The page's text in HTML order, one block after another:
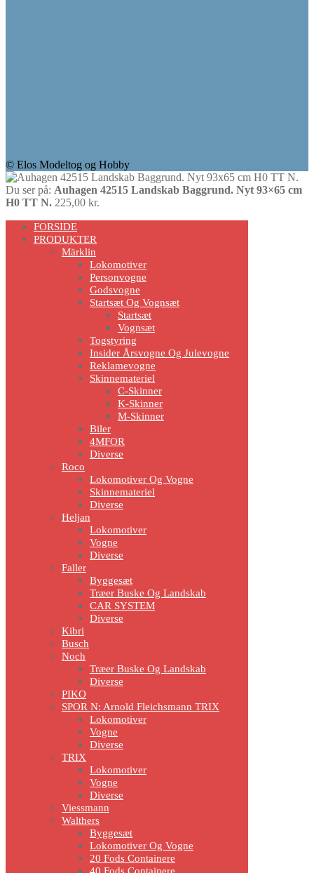
© Elos Modeltog og Hobby
Du ser på: Auhagen 42515 Landskab Baggrund. Nyt 93×65 cm
H0 TT N. 225,00 kr.
Scroll
Up
FORSIDE
PRODUKTER
Märklin
Lokomotiver
Personvogne
Godsvogne
Startsæt Og Vognsæt
Startsæt
Vognsæt
Togstyring
Insider Årsvogne Og Julevogne
Reklamevogne
Skinnemateriel
C-Skinner
K-Skinner
M-Skinner
Biler
4MFOR
Diverse
Roco
Lokomotiver Og Vogne
Skinnemateriel
Diverse
Heljan
Lokomotiver
Vogne
Diverse
Faller
Byggesæt
Træer Buske Og Landskab
CAR SYSTEM
Diverse
Kibri
Busch
Noch
Træer Buske Og Landskab
Diverse
PIKO
SPOR N: Arnold Fleichsmann TRIX
Lokomotiver
Vogne
Diverse
TRIX
Lokomotiver
Vogne
Diverse
Viessmann
Walthers
Byggesæt
Lokomotiver Og Vogne
20 Fods Containere
40 Fods Containere